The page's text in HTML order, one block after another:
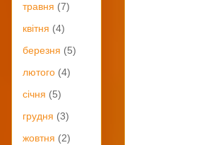
травня (7)
квітня (4)
березня (5)
лютого (4)
січня (5)
грудня (3)
жовтня (2)